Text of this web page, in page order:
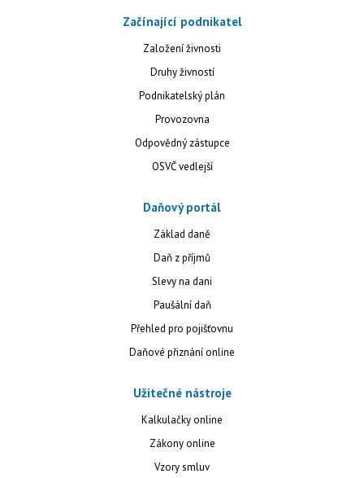
Začínající podnikatel
Založení živnosti
Druhy živností
Podnikatelský plán
Provozovna
Odpovědný zástupce
OSVČ vedlejší
Daňový portál
Základ daně
Daň z příjmů
Slevy na dani
Paušální daň
Přehled pro pojišťovnu
Daňové přiznání online
Užitečné nástroje
Kalkulačky online
Zákony online
Vzory smluv